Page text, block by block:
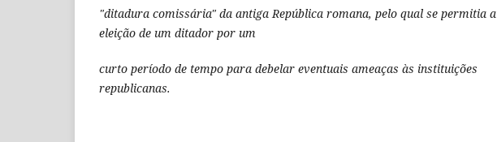
"ditadura comissária" da antiga República romana, pelo qual se permitia a
eleição de um ditador por um
curto período de tempo para debelar eventuais ameaças às instituições
republicanas.